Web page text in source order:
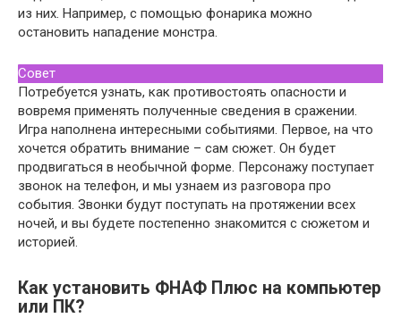
из них. Например, с помощью фонарика можно
остановить нападение монстра.
Совет
Потребуется узнать, как противостоять опасности и
вовремя применять полученные сведения в сражении.
Игра наполнена интересными событиями. Первое, на что
хочется обратить внимание – сам сюжет. Он будет
продвигаться в необычной форме. Персонажу поступает
звонок на телефон, и мы узнаем из разговора про
события. Звонки будут поступать на протяжении всех
ночей, и вы будете постепенно знакомится с сюжетом и
историей.
Как установить ФНАФ Плюс на компьютер
или ПК?